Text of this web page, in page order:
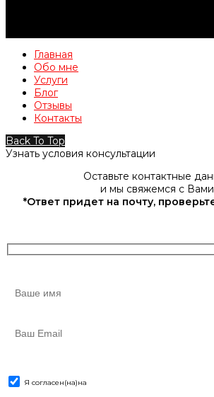
Главная
Обо мне
Услуги
Блог
Отзывы
Контакты
Back To Top
Узнать условия консультации
Оставьте контактные
и мы свяжемся с
*Ответ придет на почту,
Я согласен(на)на